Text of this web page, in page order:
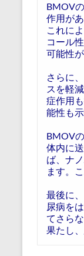
BMOV
作用が
これに
コール
可能性
さらに
スを軽
症作用
能性も
BMOV
体内に
ば、ナ
ます。
最後に
尿病を
てさら
果たし